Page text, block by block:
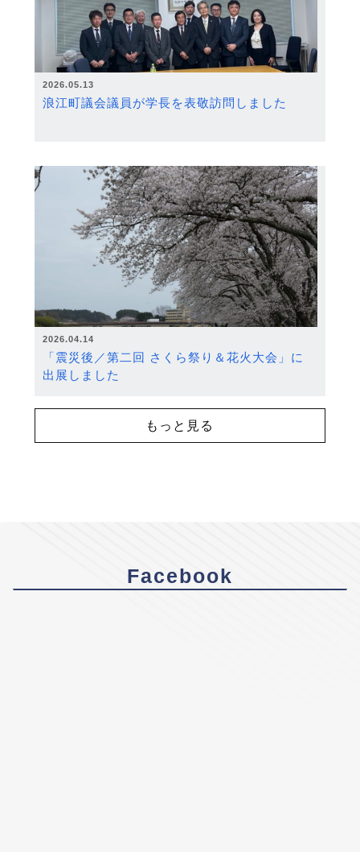
2026.05.13
浪江町議会議員が学長を表敬訪問しました
2026.04.14
「震災後／第二回 さくら祭り＆花火大会」に
出展しました
もっと見る
Facebook